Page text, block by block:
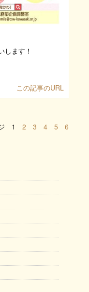
します！
この記事のURL
1 2 3 4 5 6